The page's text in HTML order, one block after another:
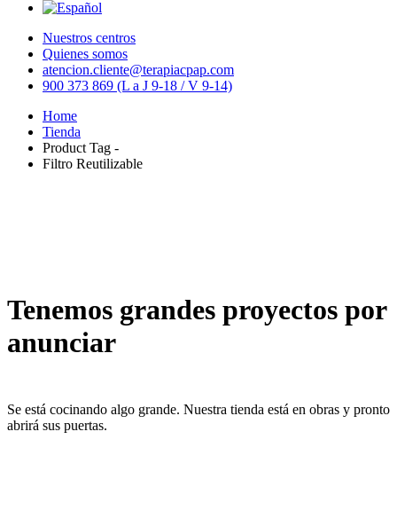
Nuestros centros
Quienes somos
atencion.cliente@terapiacpap.com
900 373 869 (L a J 9-18 / V 9-14)
Home
Tienda
Product Tag -
Filtro Reutilizable
Tenemos grandes proyectos por
anunciar
Se está cocinando algo grande. Nuestra tienda está en obras y pronto
abrirá sus puertas.